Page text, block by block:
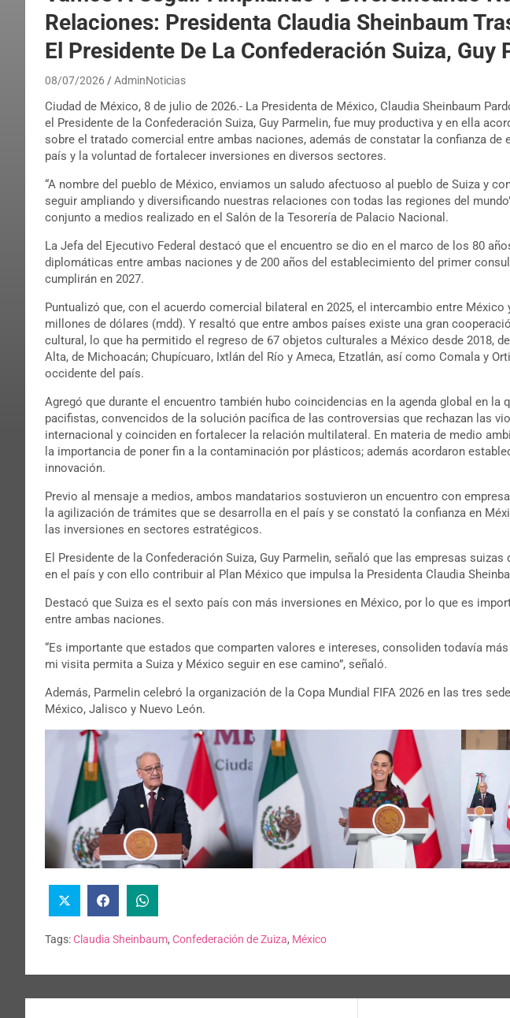
Relaciones: Presidenta Claudia Sheinbaum
El Presidente De La Confederación Suiza, Guy
08/07/2026 AdminNoticias
Ciudad de México, 8 de julio de 2026.- La Presidenta de México, Claudia Sheinbaum
el Presidente de la Confederación Suiza, Guy Parmelin, fue muy productiva y en ella
sobre el tratado comercial entre ambas naciones, además de constatar la confianza de
país y la voluntad de fortalecer inversiones en diversos sectores.
“A nombre del pueblo de México, enviamos un saludo afectuoso al pueblo de Suiza y
seguir ampliando y diversificando nuestras relaciones con todas las regiones del
conjunto a medios realizado en el Salón de la Tesorería de Palacio Nacional.
La Jefa del Ejecutivo Federal destacó que el encuentro se dio en el marco de los 80
diplomáticas entre ambas naciones y de 200 años del establecimiento del primer
cumplirán en 2027.
Puntualizó que, con el acuerdo comercial bilateral en 2025, el intercambio entre México
millones de dólares (mdd). Y resaltó que entre ambos países existe una gran
cultural, lo que ha permitido el regreso de 67 objetos culturales a México desde 2018,
Alta, de Michoacán; Chupícuaro, Ixtlán del Río y Ameca, Etzatlán, así como Comala y
occidente del país.
Agregó que durante el encuentro también hubo coincidencias en la agenda global en la
pacifistas, convencidos de la solución pacífica de las controversias que rechazan las
internacional y coinciden en fortalecer la relación multilateral. En materia de medio
la importancia de poner fin a la contaminación por plásticos; además acordaron
innovación.
Previo al mensaje a medios, ambos mandatarios sostuvieron un encuentro con
la agilización de trámites que se desarrolla en el país y se constató la confianza en
las inversiones en sectores estratégicos.
El Presidente de la Confederación Suiza, Guy Parmelin, señaló que las empresas
en el país y con ello contribuir al Plan México que impulsa la Presidenta Claudia
Destacó que Suiza es el sexto país con más inversiones en México, por lo que es
entre ambas naciones.
“Es importante que estados que comparten valores e intereses, consoliden todavía
mi visita permita a Suiza y México seguir en ese camino”, señaló.
Además, Parmelin celebró la organización de la Copa Mundial FIFA 2026 en las tres
México, Jalisco y Nuevo León.
Tags:Claudia Sheinbaum, Confederación de Zuiza, México